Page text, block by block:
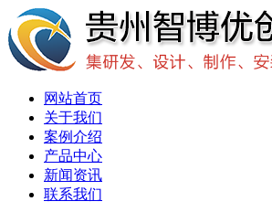
网站首页
关于我们
案例介绍
产品中心
新闻资讯
联系我们